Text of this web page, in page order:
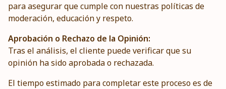
para asegurar que cumple con nuestras políticas de
moderación, educación y respeto.
Aprobación o Rechazo de la Opinión:
Tras el análisis, el cliente puede verificar que su
opinión ha sido aprobada o rechazada.
El tiempo estimado para completar este proceso es de